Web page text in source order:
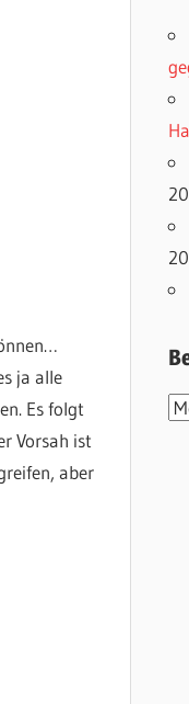
ja alle
Es folgt
Vorsah ist
aber